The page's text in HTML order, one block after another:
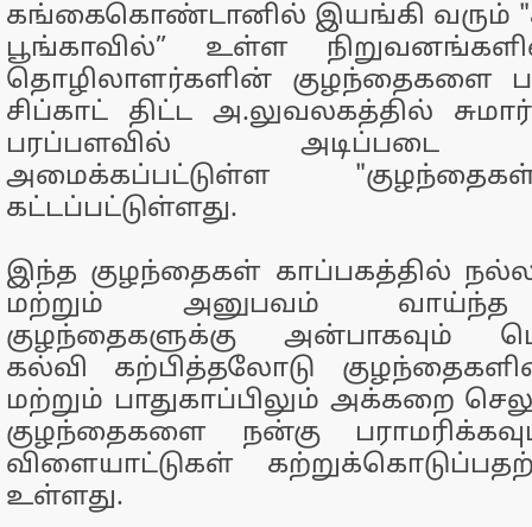
கங்கைகொண்டானில் இயங்கி வரும்
பூங்காவில்” உள்ள
தொழிலாளர்களின் குழந்தைகளை
சிப்காட் திட்ட அ.லுவலகத்தில்
பரப்பளவில் அடிப்படை
அமைக்கப்பட்டுள்ள
கட்டப்பட்டுள்ளது.
இந்த குழந்தைகள் காப்பகத்தில்
மற்றும் அனுபவம் வாய்ந்த
குழந்தைகளுக்கு அன்பாகவும்
கல்வி கற்பித்தலோடு
மற்றும் பாதுகாப்பிலும் அக்கறை
குழந்தைகளை நன்கு
விளையாட்டுகள்
உள்ளது.